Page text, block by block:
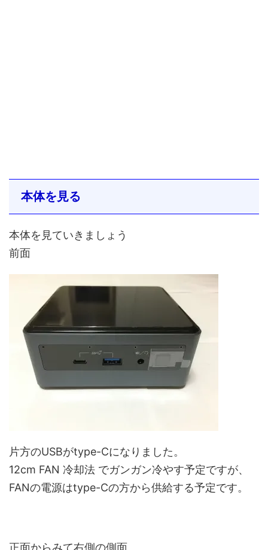
本体を見る
本体を見ていきましょう
前面
片方のUSBがtype-Cになりました。
12cm FAN 冷却法 でガンガン冷やす予定ですが、
FANの電源はtype-Cの方から供給する予定です。
正面からみて右側の側面